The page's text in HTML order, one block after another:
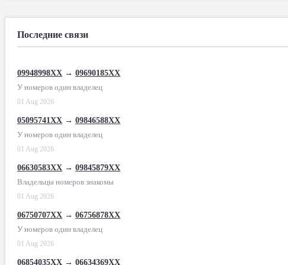
Последние связи
09948998XX → 09690185XX
У номеров один владелец
01 Aug 2026
05095741XX → 09846588XX
У номеров один владелец
01 Aug 2026
06630583XX → 09845879XX
Владельцы номеров знакомы
01 Aug 2026
06750707XX → 06756878XX
У номеров один владелец
01 Aug 2026
06854035XX → 06634369XX